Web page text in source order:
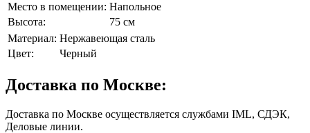
Место в помещении: Напольное
Высота:
75 см
Материал: Нержавеющая сталь
Цвет:
Черный
Доставка по Москве:
Доставка по Москве осуществляется службами IML, СДЭК,
Деловые линии.